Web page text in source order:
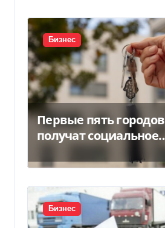
Бизнес
Первые пять городов
получат социальное
Украине
Бизнес